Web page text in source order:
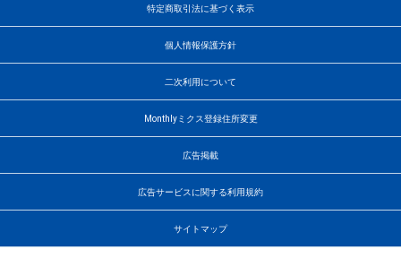
特定商取引法に基づく表示
個人情報保護方針
二次利用について
Monthlyミクス登録住所変更
広告掲載
広告サービスに関する利用規約
サイトマップ